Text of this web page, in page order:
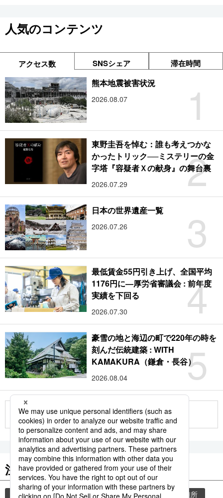
人気のコンテンツ
アクセス数 SNSシェア 滞在時間
1
熊本地震被害状況
2026.08.07
2
東野圭吾を悼む：誰も考えつかな
かったトリック──ミステリーの金
字塔『容疑者Ｘの献身』の舞台裏
2026.07.29
3
日本の世界遺産一覧
2026.07.26
4
最低賃金55円引き上げ、全国平均
1176円に―厚労省審議会 : 前年度
実績を下回る
2026.07.30
5
豪雪の地と海辺の町で220年の時を
刻んだ伝統建築 : WITH
KAMAKURA（鎌倉・長谷）
2026.08.04
もっと見る
注目のキーワード
共同通信ニュース 気象・災害 災害 避難所